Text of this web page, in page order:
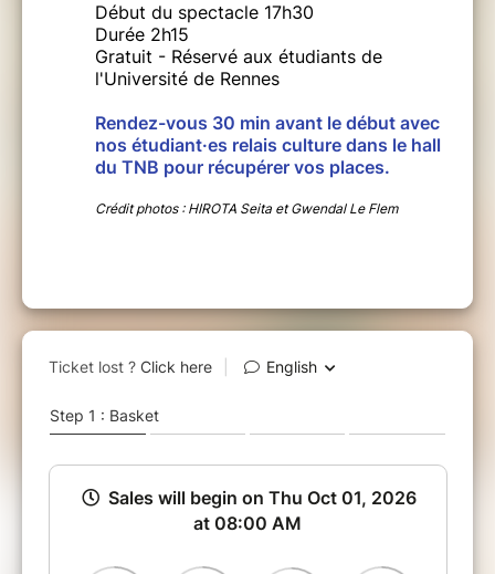
Début du spectacle 17h30
Durée 2h15
Gratuit - Réservé aux étudiants de
l'Université de Rennes
Rendez-vous 30 min avant le début avec
nos étudiant·es relais culture dans le hall
du TNB pour récupérer vos places.
Crédit photos : HIROTA Seita et Gwendal Le Flem